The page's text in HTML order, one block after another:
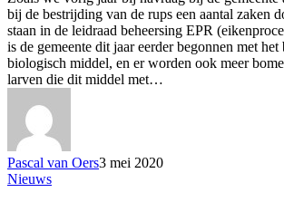
bij de bestrijding van de rups een aantal zaken
staan in de leidraad beheersing EPR
is de gemeente dit jaar eerder begonnen met het
biologisch middel, en er worden ook meer
larven die dit middel met…
Pascal van Oers3 mei 2020
Wat
Nieuws